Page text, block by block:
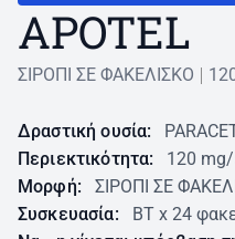
APOTEL
ΣΙΡΟΠΙ ΣΕ ΦΑΚΕΛΙΣΚΟ
Δραστική ουσία:
Περιεκτικότητα:
120
Μορφή:
ΣΙΡΟΠΙ ΣΕ
Συσκευασία:
BT x 24